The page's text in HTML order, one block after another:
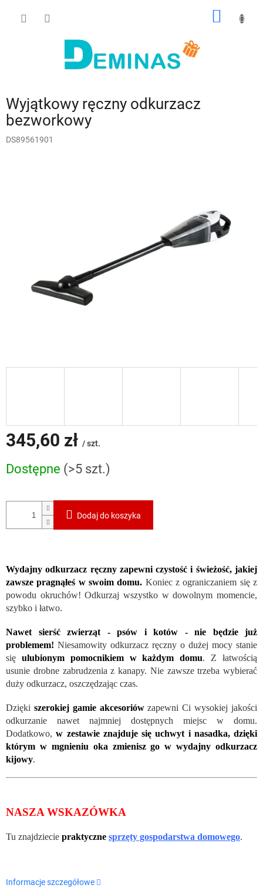
Wyjątkowy ręczny odkurzacz
bezworkowy
DS89561901
345,60 zł / szt.
jednostkowa:
Dostępne (>5 szt.)
Dodaj do koszyka
Wydajny odkurzacz ręczny zapewni czystość i świeżość, jakiej
zawsze pragnąłeś w swoim domu. Koniec z ograniczaniem się z
powodu okruchów! Odkurzaj wszystko w dowolnym momencie,
szybko i łatwo.
Nawet sierść zwierząt - psów i kotów - nie będzie już
problemem! Niesamowity odkurzacz ręczny o dużej mocy stanie
się ulubionym pomocnikiem w każdym domu. Z łatwością
usunie drobne zabrudzenia z kanapy. Nie zawsze trzeba wybierać
duży odkurzacz, oszczędzając czas.
Dzięki szerokiej gamie akcesoriów zapewni Ci wysokiej jakości
odkurzanie nawet najmniej dostępnych miejsc w domu.
Dodatkowo,w zestawie znajduje się uchwyt i nasadka, dzięki
którym w mgnieniu oka zmienisz go w wydajny odkurzacz
kijowy.
NASZA WSKAZÓWKA
Tu znajdziecie praktyczne sprzęty gospodarstwa domowego.
Informacje szczegółowe